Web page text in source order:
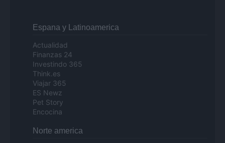
Espana y Latinoamerica
Actualidad
Finanzas 24
Investindo 365
Think.es
Viajar 365
ES Newz
Pet Story
Encocina
Norte america